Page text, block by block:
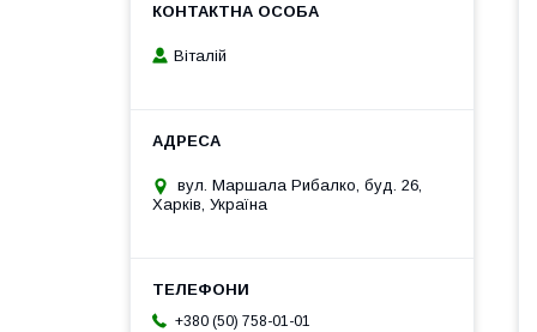
Віталій
вул. Маршала Рибалко, буд. 26,
Харків, Україна
+380 (50) 758-01-01